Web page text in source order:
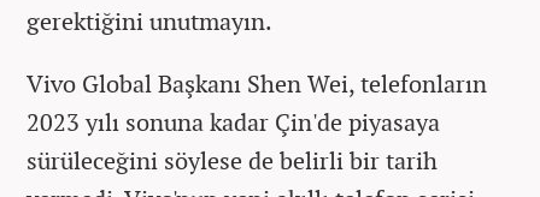
gerektiğini unutmayın.
Vivo Global Başkanı Shen Wei, telefonların
2023 yılı sonuna kadar Çin'de piyasaya
sürüleceğini söylese de belirli bir tarih